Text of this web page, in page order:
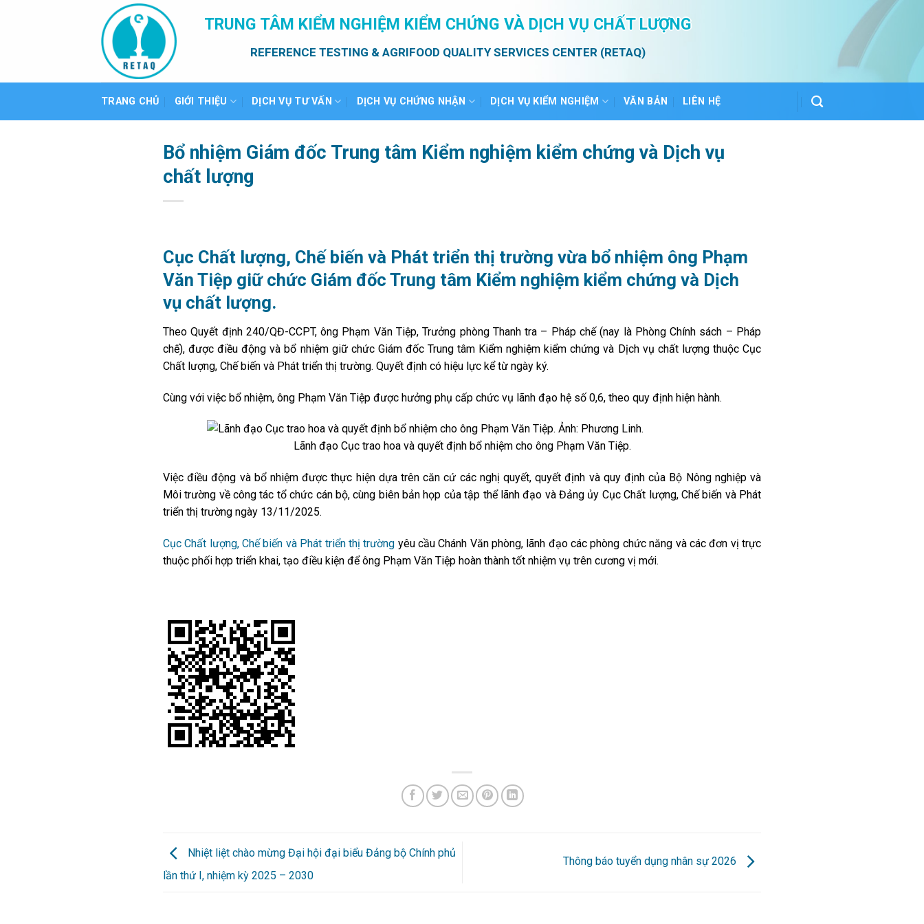
TRUNG TÂM KIỂM NGHIỆM KIỂM CHỨNG VÀ DỊCH VỤ CHẤT LƯỢNG
REFERENCE TESTING & AGRIFOOD QUALITY SERVICES CENTER (RETAQ)
TRANG CHỦ GIỚI THIỆU DỊCH VỤ TƯ VẤN DỊCH VỤ CHỨNG NHẬN DỊCH VỤ KIỂM NGHIỆM VĂN BẢN LIÊN HỆ
Bổ nhiệm Giám đốc Trung tâm Kiểm nghiệm kiểm chứng và Dịch vụ
chất lượng
Cục Chất lượng, Chế biến và Phát triển thị trường vừa bổ nhiệm ông Phạm
Văn Tiệp giữ chức Giám đốc Trung tâm Kiểm nghiệm kiểm chứng và Dịch
vụ chất lượng.
Theo Quyết định 240/QĐ-CCPT, ông Phạm Văn Tiệp, Trưởng phòng Thanh tra – Pháp chế (nay là Phòng Chính sách – Pháp
chế), được điều động và bổ nhiệm giữ chức Giám đốc Trung tâm Kiểm nghiệm kiểm chứng và Dịch vụ chất lượng thuộc Cục
Chất lượng, Chế biến và Phát triển thị trường. Quyết định có hiệu lực kể từ ngày ký.
Cùng với việc bổ nhiệm, ông Phạm Văn Tiệp được hưởng phụ cấp chức vụ lãnh đạo hệ số 0,6, theo quy định hiện hành.
Lãnh đạo Cục trao hoa và quyết định bổ nhiệm cho ông Phạm Văn Tiệp.
Việc điều động và bổ nhiệm được thực hiện dựa trên căn cứ các nghị quyết, quyết định và quy định của Bộ Nông nghiệp và
Môi trường về công tác tổ chức cán bộ, cùng biên bản họp của tập thể lãnh đạo và Đảng ủy Cục Chất lượng, Chế biến và Phát
triển thị trường ngày 13/11/2025.
Cục Chất lượng, Chế biến và Phát triển thị trường yêu cầu Chánh Văn phòng, lãnh đạo các phòng chức năng và các đơn vị trực
thuộc phối hợp triển khai, tạo điều kiện để ông Phạm Văn Tiệp hoàn thành tốt nhiệm vụ trên cương vị mới.
Nhiệt liệt chào mừng Đại hội đại biểu Đảng bộ Chính phủ
lần thứ I, nhiệm kỳ 2025 – 2030
Thông báo tuyển dụng nhân sự 2026